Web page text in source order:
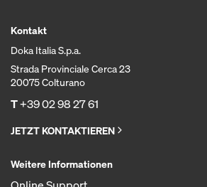
Kontakt
Doka Italia S.p.a.
Strada Provinciale Cerca 23
20075 Colturano
T+39 02 98 27 61
JETZT KONTAKTIEREN
Weitere Informationen